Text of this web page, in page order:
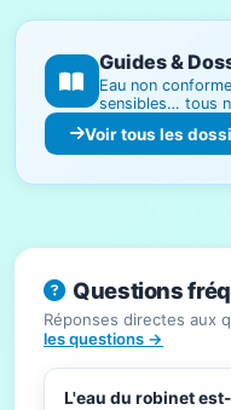
Guides &
Eau non
sensibles… tous
Voir tous les
Questions
Réponses directes aux
les questions →
L'eau du robinet